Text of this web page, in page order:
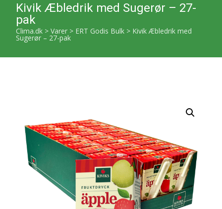
Kivik Æbledrik med Sugerør – 27-
pak
Clima.dk > Varer > ERT Godis Bulk > Kivik Æbledrik med
Sugerør – 27-pak